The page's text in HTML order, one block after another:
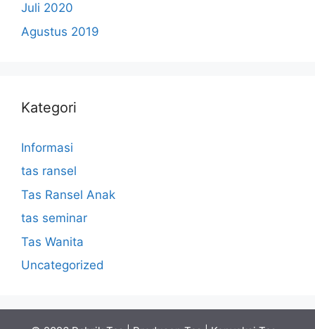
Juli 2020
Agustus 2019
Kategori
Informasi
tas ransel
Tas Ransel Anak
tas seminar
Tas Wanita
Uncategorized